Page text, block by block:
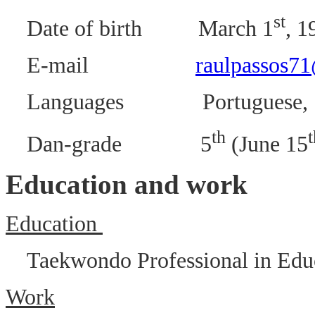
Date of birth March 1st,
E-mail
Languages Portuguese,
Dan-grade 5th (June 15
Education and work
Education
Taekwondo Professional in
Work